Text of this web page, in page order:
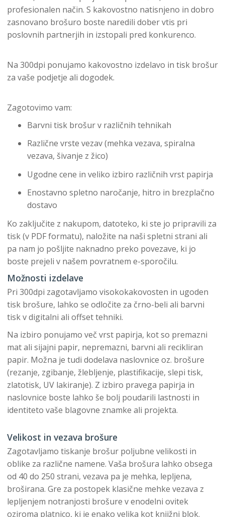
profesionalen način. S kakovostno natisnjeno in dobro
zasnovano brošuro boste naredili dober vtis pri
poslovnih partnerjih in izstopali pred konkurenco.
Na 300dpi ponujamo kakovostno izdelavo in tisk brošur
za vaše podjetje ali dogodek.
Zagotovimo vam:
Barvni tisk brošur v različnih tehnikah
Različne vrste vezav (mehka vezava, spiralna
vezava, šivanje z žico)
Ugodne cene in veliko izbiro različnih vrst papirja
Enostavno spletno naročanje, hitro in brezplačno
dostavo
Ko zaključite z nakupom, datoteko, ki ste jo pripravili za
tisk (v PDF formatu), naložite na naši spletni strani ali
pa nam jo pošljite naknadno preko povezave, ki jo
boste prejeli v našem povratnem e-sporočilu.
Možnosti izdelave
Pri 300dpi zagotavljamo visokokakovosten in ugoden
tisk brošure, lahko se odločite za črno-beli ali barvni
tisk v digitalni ali offset tehniki.
Na izbiro ponujamo več vrst papirja, kot so premazni
mat ali sijajni papir, nepremazni, barvni ali recikliran
papir. Možna je tudi dodelava naslovnice oz. brošure
(rezanje, zgibanje, žlebljenje, plastifikacije, slepi tisk,
zlatotisk, UV lakiranje). Z izbiro pravega papirja in
naslovnice boste lahko še bolj poudarili lastnosti in
identiteto vaše blagovne znamke ali projekta.
Velikost in vezava brošure
Zagotavljamo tiskanje brošur poljubne velikosti in
oblike za različne namene. Vaša brošura lahko obsega
od 40 do 250 strani, vezava pa je mehka, lepljena,
broširana. Gre za postopek klasične mehke vezava z
lepljenjem notranjosti brošure v enodelni ovitek
oziroma platnico, ki je enako velika kot knjižni blok.